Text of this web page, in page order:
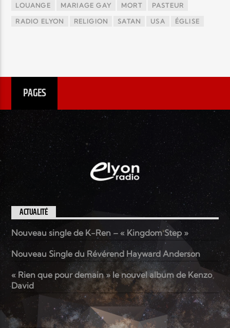
LOUANGE MARIAGE GAY MORT PASTEUR
RADIO ELYON RELIGION SATAN USA ÉGLISE
PAGES
ACTUALITÉ
Nouveau single de K-Ren – « Kingdom Step »
Nouveau Single du Révérend Hayward Anderson
« Rien que pour demain » le nouvel album de Kenzo
David